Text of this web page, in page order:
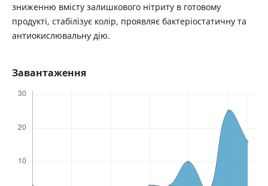
зниженню вмісту залишкового нітриту в готовому
продукті, стабілізує колір, проявляє бактеріостатичну та
антиокислювальну дію.
Завантаження